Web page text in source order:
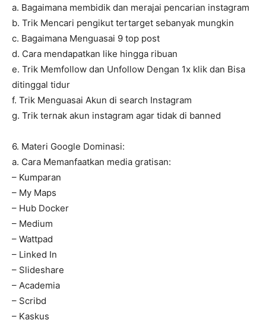
a. Bagaimana membidik dan merajai pencarian instagram
b. Trik Mencari pengikut tertarget sebanyak mungkin
c. Bagaimana Menguasai 9 top post
d. Cara mendapatkan like hingga ribuan
e. Trik Memfollow dan Unfollow Dengan 1x klik dan Bisa
ditinggal tidur
f. Trik Menguasai Akun di search Instagram
g. Trik ternak akun instagram agar tidak di banned
6. Materi Google Dominasi:
a. Cara Memanfaatkan media gratisan:
– Kumparan
– My Maps
– Hub Docker
– Medium
– Wattpad
– Linked In
– Slideshare
– Academia
– Scribd
– Kaskus